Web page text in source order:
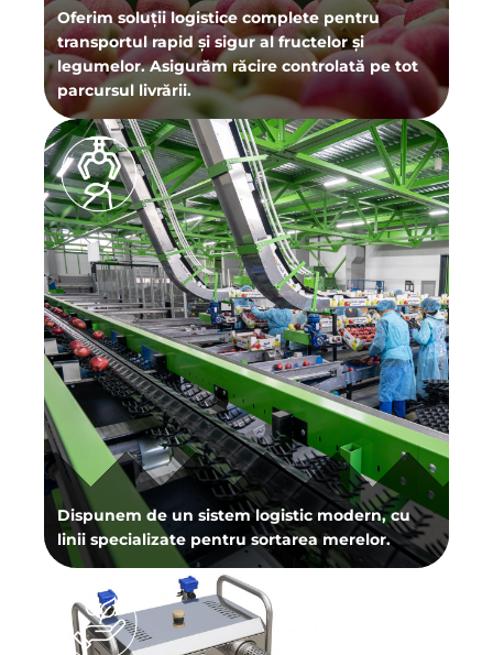
Oferim soluții logistice complete pentru
transportul rapid și sigur al fructelor și
legumelor. Asigurăm răcire controlată pe tot
parcursul livrării.
Dispunem de un sistem logistic modern, cu
linii specializate pentru sortarea merelor.